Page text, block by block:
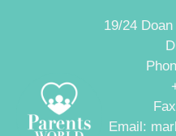
19/24
Email: